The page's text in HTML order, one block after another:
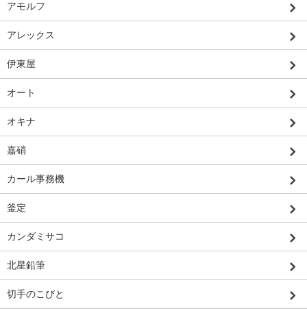
アモルフ
アレックス
伊東屋
オート
オキナ
嘉硝
カール事務機
釜定
カンダミサコ
北星鉛筆
切手のこびと